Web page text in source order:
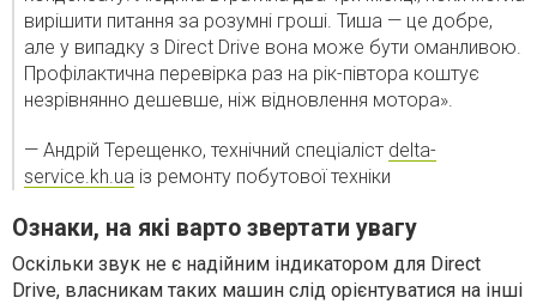
вирішити питання за розумні гроші. Тиша — це добре,
але у випадку з Direct Drive вона може бути оманливою.
Профілактична перевірка раз на рік-півтора коштує
незрівнянно дешевше, ніж відновлення мотора».
— Андрій Терещенко, технічний спеціаліст delta-
service.kh.ua із ремонту побутової техніки
Ознаки, на які варто звертати увагу
Оскільки звук не є надійним індикатором для Direct
Drive, власникам таких машин слід орієнтуватися на інші